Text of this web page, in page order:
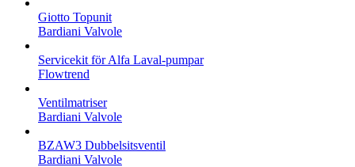
Giotto Topunit
Bardiani Valvole
Servicekit för Alfa Laval-pumpar
Flowtrend
Ventilmatriser
Bardiani Valvole
BZAW3 Dubbelsitsventil
Bardiani Valvole